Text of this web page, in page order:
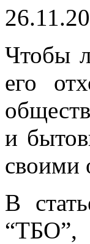
Чтобы
его
и
своими
В